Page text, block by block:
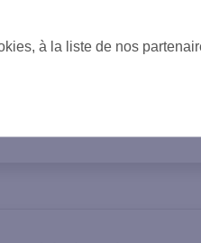
à la liste de nos